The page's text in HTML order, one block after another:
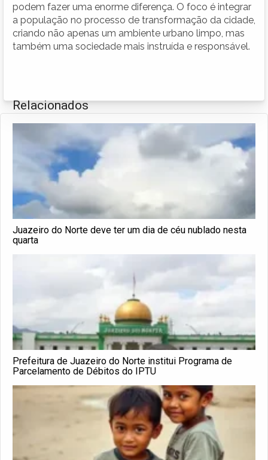
podem fazer uma enorme diferença. O foco é integrar
a população no processo de transformação da cidade,
criando não apenas um ambiente urbano limpo, mas
também uma sociedade mais instruída e responsável.
Relacionados
Juazeiro do Norte deve ter um dia de céu nublado nesta
quarta
Prefeitura de Juazeiro do Norte institui Programa de
Parcelamento de Débitos do IPTU